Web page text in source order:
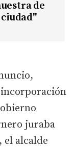
de
incorporación
juraba
el alcalde